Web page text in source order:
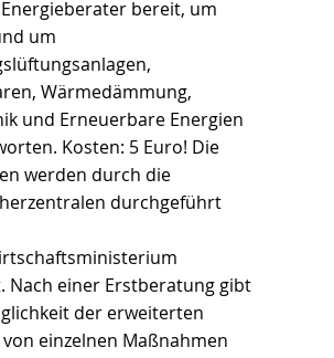
bereit, um
um
Wärmedämmung,
und Erneuerbare Energien
Kosten: 5 Euro! Die
werden durch die
durchgeführt
Nach einer Erstberatung gibt
der erweiterten
einzelnen Maßnahmen